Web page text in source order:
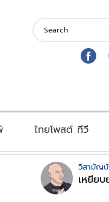
ไทยโพสต์ ทีวี
วิสามัญบั
เหยียบ